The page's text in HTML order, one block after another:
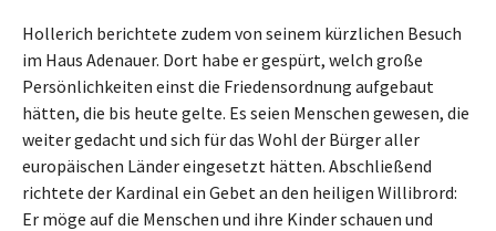
Hollerich berichtete zudem von seinem kürzlichen Besuch
im Haus Adenauer. Dort habe er gespürt, welch große
Persönlichkeiten einst die Friedensordnung aufgebaut
hätten, die bis heute gelte. Es seien Menschen gewesen, die
weiter gedacht und sich für das Wohl der Bürger aller
europäischen Länder eingesetzt hätten. Abschließend
richtete der Kardinal ein Gebet an den heiligen Willibrord:
Er möge auf die Menschen und ihre Kinder schauen und